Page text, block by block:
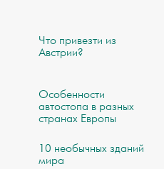
Что привезти из
Австрии?
Особенности
автостопа в разных
странах Европы
10 необычных зданий
мира